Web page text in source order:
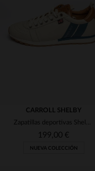
TALLAS DISPONIBLES
CARROLL SHELBY
Zapatillas deportivas Shelby de piel color crudo
199,00 €
NUEVA COLECCIÓN